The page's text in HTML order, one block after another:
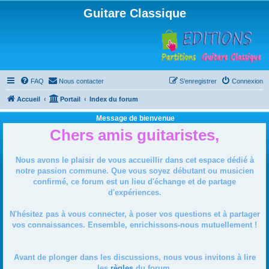
Guitare Classique
FAQ Nous contacter Connexion
S’enregistrer
Accueil Portail Index du forum
Message de bienvenue
Chers amis guitaristes,
Nous avons le plaisir de vous accueillir dans cet espace dédié à
notre passion commune. Que vous soyez débutant ou musicien
confirmé, ce forum est un lieu d'échange et de partage
d'expériences.
N'hésitez pas à vous connecter, à poser vos questions et à partager
vos connaissances. Ensemble, enrichissons-nous mutuellement !
Avant de plonger dans les discussions, nous vous invitons à lire